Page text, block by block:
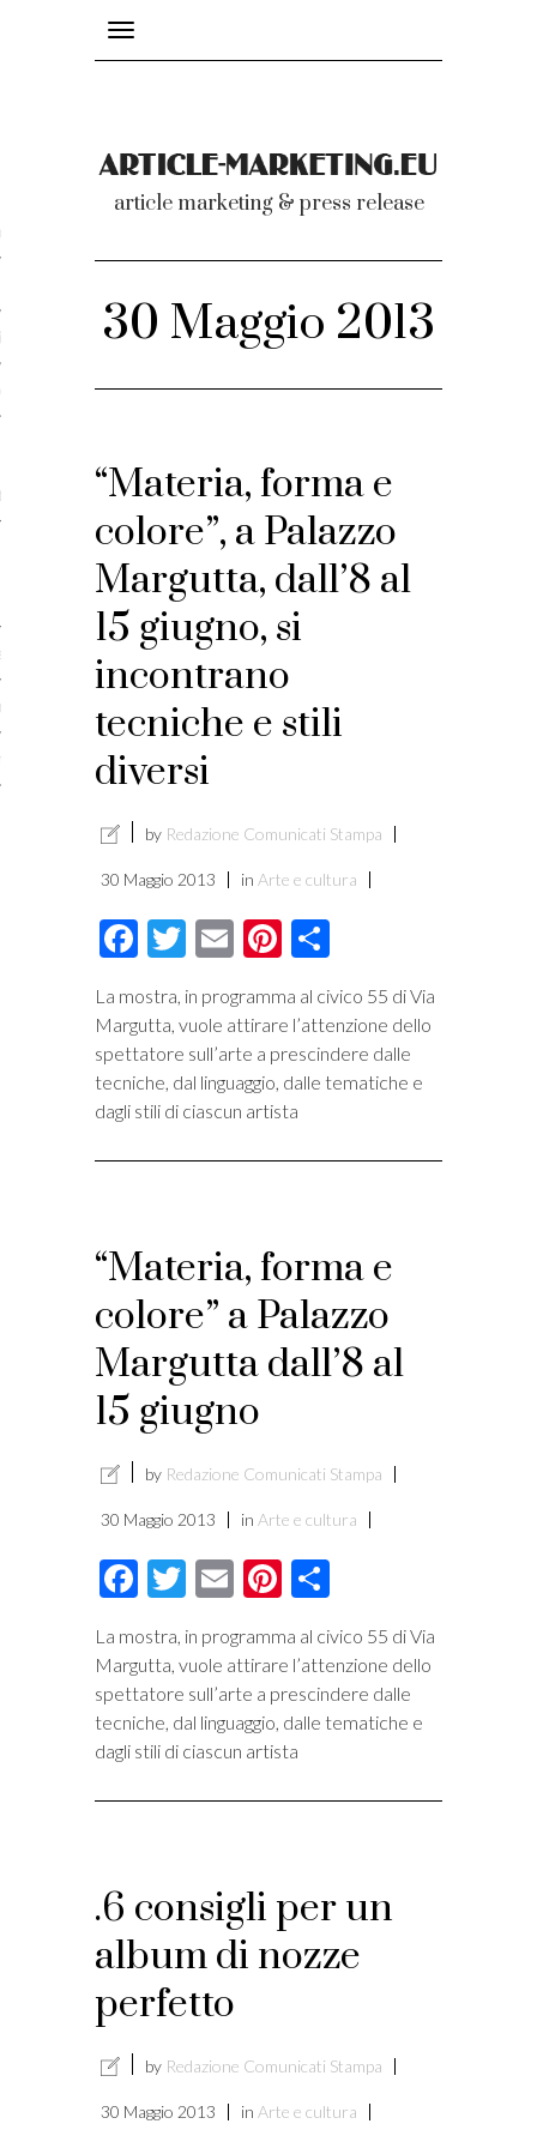
è l’article marketing
e stile di scrittura
per i publishers
Toggle
navigation
article marketing & press release
30 Maggio 2013
“Materia, forma e
colore”, a Palazzo
Margutta, dall’8 al
15 giugno, si
incontrano
tecniche e stili
diversi
by Redazione Comunicati Stampa
30 Maggio 2013 in Arte e cultura
Facebook
Twitter
EmailPinterest
La mostra, in programma al civico 55 di Via
Margutta, vuole attirare l’attenzione dello
spettatore sull’arte a prescindere dalle
tecniche, dal linguaggio, dalle tematiche e
dagli stili di ciascun artista
“Materia, forma e
colore” a Palazzo
Margutta dall’8 al
15 giugno
by Redazione Comunicati Stampa
30 Maggio 2013 in Arte e cultura
Facebook
Twitter
EmailPinterest
La mostra, in programma al civico 55 di Via
Margutta, vuole attirare l’attenzione dello
spettatore sull’arte a prescindere dalle
tecniche, dal linguaggio, dalle tematiche e
dagli stili di ciascun artista
.6 consigli per un
album di nozze
perfetto
by Redazione Comunicati Stampa
30 Maggio 2013 in Arte e cultura